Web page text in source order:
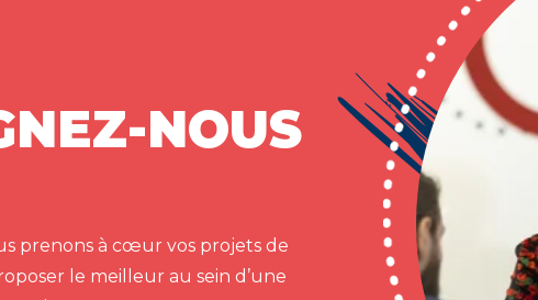
NOUS
prenons à cœur vos projets de
le meilleur au sein d’une